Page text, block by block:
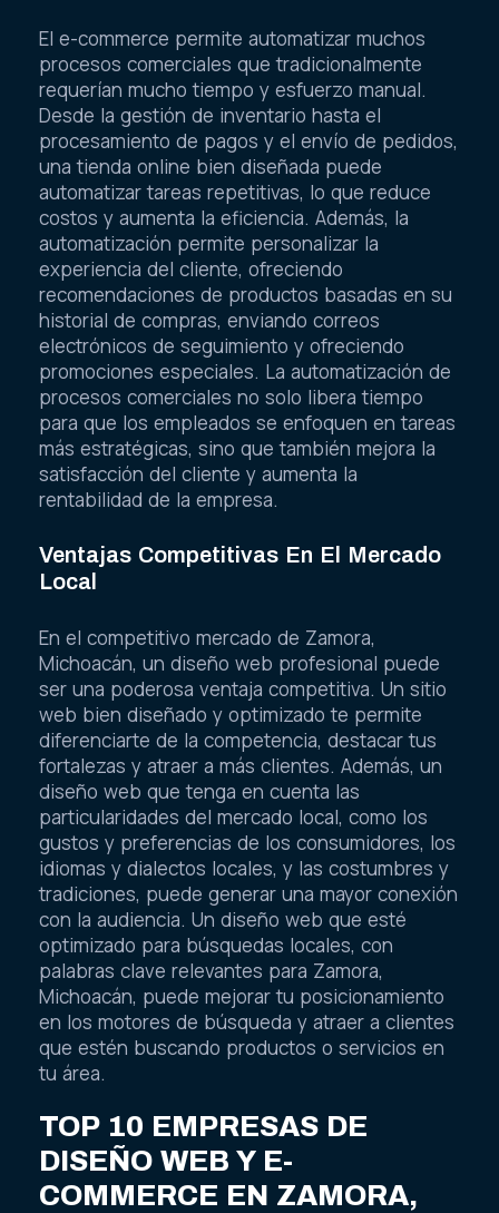
El e-commerce permite automatizar muchos
procesos comerciales que tradicionalmente
requerían mucho tiempo y esfuerzo manual.
Desde la gestión de inventario hasta el
procesamiento de pagos y el envío de pedidos,
una tienda online bien diseñada puede
automatizar tareas repetitivas, lo que reduce
costos y aumenta la eficiencia. Además, la
automatización permite personalizar la
experiencia del cliente, ofreciendo
recomendaciones de productos basadas en su
historial de compras, enviando correos
electrónicos de seguimiento y ofreciendo
promociones especiales. La automatización de
procesos comerciales no solo libera tiempo
para que los empleados se enfoquen en tareas
más estratégicas, sino que también mejora la
satisfacción del cliente y aumenta la
rentabilidad de la empresa.
Ventajas Competitivas En El Mercado
Local
En el competitivo mercado de Zamora,
Michoacán, un diseño web profesional puede
ser una poderosa ventaja competitiva. Un sitio
web bien diseñado y optimizado te permite
diferenciarte de la competencia, destacar tus
fortalezas y atraer a más clientes. Además, un
diseño web que tenga en cuenta las
particularidades del mercado local, como los
gustos y preferencias de los consumidores, los
idiomas y dialectos locales, y las costumbres y
tradiciones, puede generar una mayor conexión
con la audiencia. Un diseño web que esté
optimizado para búsquedas locales, con
palabras clave relevantes para Zamora,
Michoacán, puede mejorar tu posicionamiento
en los motores de búsqueda y atraer a clientes
que estén buscando productos o servicios en
tu área.
TOP 10 EMPRESAS DE
DISEÑO WEB Y E-
COMMERCE EN ZAMORA,